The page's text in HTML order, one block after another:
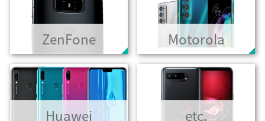
ZenFone Motorola
Huawei etc.